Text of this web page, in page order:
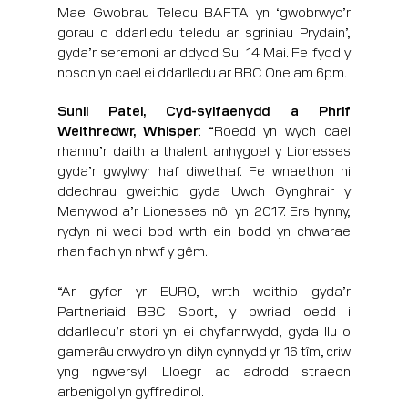
Mae Gwobrau Teledu BAFTA yn ‘gwobrwyo’r
gorau o ddarlledu teledu ar sgriniau Prydain’,
gyda’r seremoni ar ddydd Sul 14 Mai. Fe fydd y
noson yn cael ei ddarlledu ar BBC One am 6pm.
Sunil Patel, Cyd-sylfaenydd a Phrif
Weithredwr, Whisper: “Roedd yn wych cael
rhannu’r daith a thalent anhygoel y Lionesses
gyda’r gwylwyr haf diwethaf. Fe wnaethon ni
ddechrau gweithio gyda Uwch Gynghrair y
Menywod a’r Lionesses nôl yn 2017. Ers hynny,
rydyn ni wedi bod wrth ein bodd yn chwarae
rhan fach yn nhwf y gêm.
“Ar gyfer yr EURO, wrth weithio gyda’r
Partneriaid BBC Sport, y bwriad oedd i
ddarlledu’r stori yn ei chyfanrwydd, gyda llu o
gamerâu crwydro yn dilyn cynnydd yr 16 tîm, criw
yng ngwersyll Lloegr ac adrodd straeon
arbenigol yn gyffredinol.